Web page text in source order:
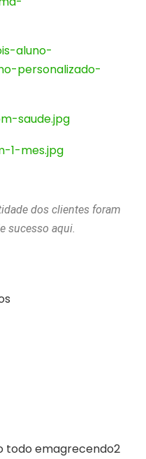
dos clientes foram
sucesso aqui.